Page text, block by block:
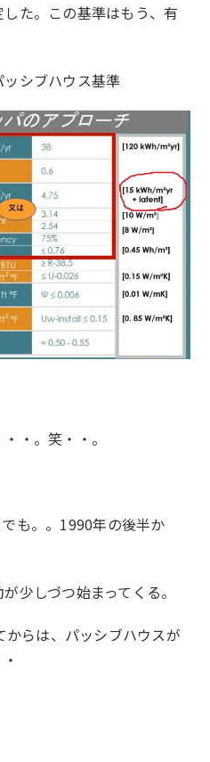
た。この基準はもう、有
シブハウス基準
・。笑・・。
も。。1990年の後半か
少しづつ始まってくる。
からは、パッシブハウスが